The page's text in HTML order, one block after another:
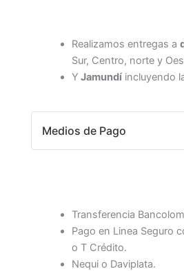
Realizamos entregas a
Sur, Centro, norte y
Y Jamundíincluyendo
Medios de Pago
Transferencia
Pago en Linea Seguro
o T Crédito.
Nequi o Daviplata.